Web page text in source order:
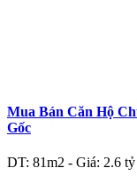
Mua Bán Căn Hộ
Gốc
DT: 81m2 - Giá: 2.6 tỷ